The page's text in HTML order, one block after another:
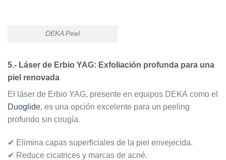
DEKA Peel
5.- Láser de Erbio YAG: Exfoliación profunda para una
piel renovada
El
láser de Erbio YAG, presente en equipos DEKA como el
Duoglide, es una opción excelente para un peeling
profundo sin cirugía.
✔ Elimina capas superficiales de la piel envejecida.
✔ Reduce cicatrices y marcas de acné.